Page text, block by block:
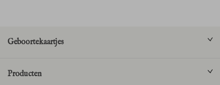
Geboortekaartjes
Producten